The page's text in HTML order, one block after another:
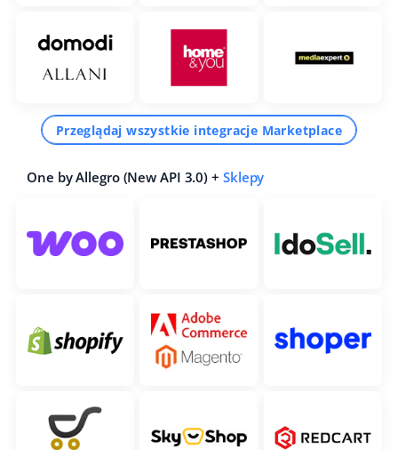
Przeglądaj wszystkie integracje Marketplace
One by Allegro (New API 3.0) + Sklepy